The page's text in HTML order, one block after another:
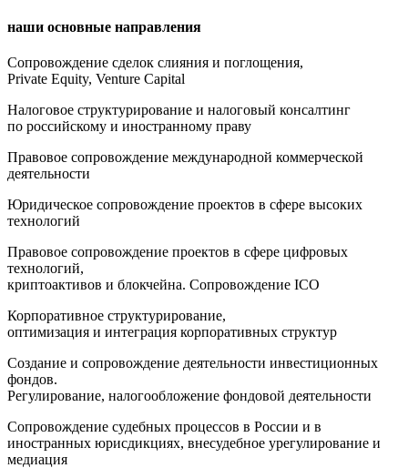
наши основные направления
Сопровождение сделок слияния и поглощения,
Private Equity, Venture Capital
Налоговое структурирование и налоговый консалтинг
по российскому и иностранному праву
Правовое сопровождение международной коммерческой
деятельности
Юридическое сопровождение проектов в сфере высоких
технологий
Правовое сопровождение проектов в сфере цифровых
технологий,
криптоактивов и блокчейна. Сопровождение ICO
Корпоративное структурирование,
оптимизация и интеграция корпоративных структур
Создание и сопровождение деятельности инвестиционных
фондов.
Регулирование, налогообложение фондовой деятельности
Сопровождение судебных процессов в России и в
иностранных юрисдикциях, внесудебное урегулирование и
медиация